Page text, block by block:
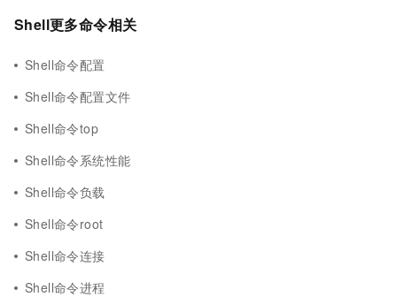
Shell更多命令相关
Shell命令配置
Shell命令配置文件
Shell命令top
Shell命令系统性能
Shell命令负载
Shell命令root
Shell命令连接
Shell命令进程